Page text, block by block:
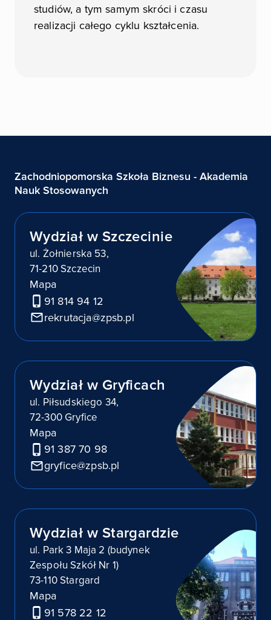
studiów, a tym samym skróci i czasu
realizacji całego cyklu kształcenia.
Zachodniopomorska Szkoła Biznesu - Akademia
Nauk Stosowanych
Wydział w Szczecinie
ul. Żołnierska 53,
71-210 Szczecin
Mapa
91 814 94 12
rekrutacja@zpsb.pl
Wydział w Gryficach
ul. Piłsudskiego 34,
72-300 Gryfice
Mapa
91 387 70 98
gryfice@zpsb.pl
Wydział w Stargardzie
ul. Park 3 Maja 2 (budynek
Zespołu Szkół Nr 1)
73-110 Stargard
Mapa
91 578 22 12